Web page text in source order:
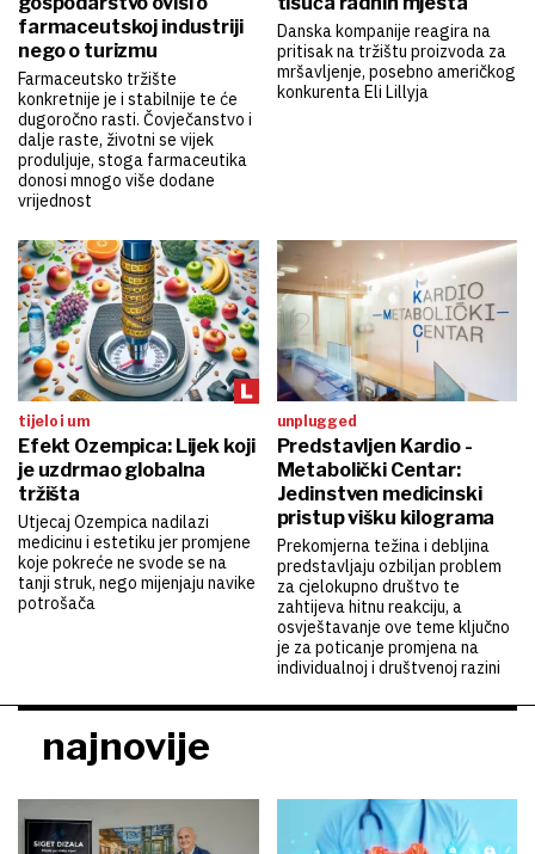
farmaceutskoj industriji
nego o turizmu
Farmaceutsko tržište
konkretnije je i stabilnije te će
dugoročno rasti. Čovječanstvo i
dalje raste, životni se vijek
produljuje, stoga farmaceutika
donosi mnogo više dodane
vrijednost
Danska kompanije reagira na
pritisak na tržištu proizvoda za
mršavljenje, posebno američkog
konkurenta Eli Lillyja
tijelo i um
Efekt Ozempica: Lijek koji
je uzdrmao globalna
tržišta
Utjecaj Ozempica nadilazi
medicinu i estetiku jer promjene
koje pokreće ne svode se na
tanji struk, nego mijenjaju navike
potrošača
unplugged
Predstavljen Kardio -
Metabolički Centar:
Jedinstven medicinski
pristup višku kilograma
Prekomjerna težina i debljina
predstavljaju ozbiljan problem
za cjelokupno društvo te
zahtijeva hitnu reakciju, a
osvještavanje ove teme ključno
je za poticanje promjena na
individualnoj i društvenoj razini
najnovije